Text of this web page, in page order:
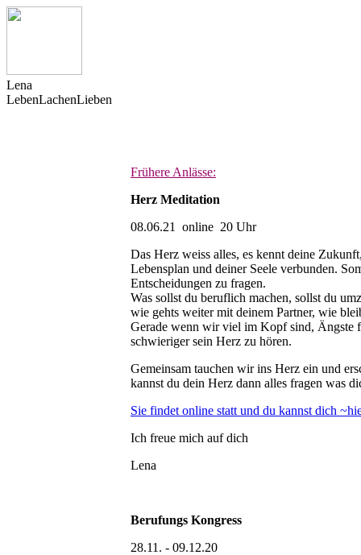
Lena
LebenLachenLieben
Frühere Anlässe:
Herz Meditation
08.06.21 online 20 Uhr
Das Herz weiss alles, es kennt deine
Lebensplan und deiner Seele verbunden.
Entscheidungen zu fragen.
Was sollst du beruflich machen, sollst du
wie gehts weiter mit deinem Partner, wie
Gerade wenn wir viel im Kopf sind, Ängste
schwieriger sein Herz zu hören.
Gemeinsam tauchen wir ins Herz ein und
kannst du dein Herz dann alles fragen was
Sie findet online statt und du kannst dich
Ich freue mich auf dich
Lena
Berufungs Kongress
28.11. - 09.12.20